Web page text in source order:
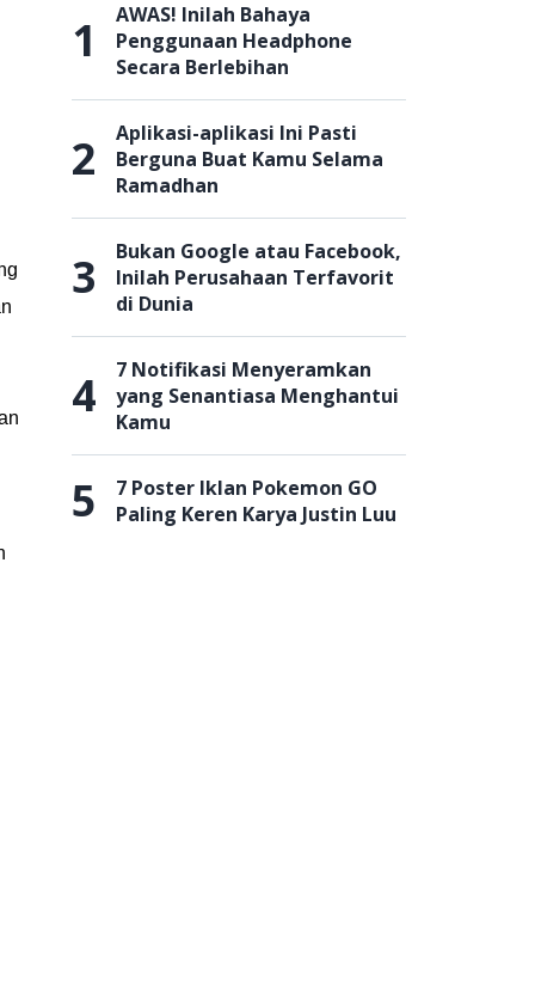
1
AWAS! Inilah Bahaya
Penggunaan Headphone
Secara Berlebihan
2
Aplikasi-aplikasi Ini Pasti
Berguna Buat Kamu Selama
Ramadhan
3
Bukan Google atau Facebook,
Inilah Perusahaan Terfavorit
di Dunia
4
7 Notifikasi Menyeramkan
yang Senantiasa Menghantui
Kamu
5
7 Poster Iklan Pokemon GO
Paling Keren Karya Justin Luu